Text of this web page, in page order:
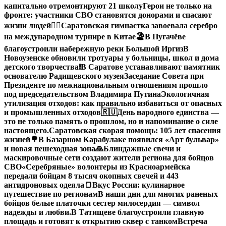
капитально отремонтируют 21 школуГерои не только на
фронте: участники СВО становятся донорами и спасают
жизни людей🤸‍♀️Саратовская гимнастка завоевала серебро
на международном турнире в Китае🏖В Пугачёве
благоустроили набережную реки Большой ИргизВ
Новоузенске обновили тротуары у больницы, школ и дома
детского творчества❕В Саратове устанавливают памятник
основателю Радищевского музеяЗаседание Совета при
Президенте по межнациональным отношениям прошло
под председательством Владимира ПутинаЭкологичная
утилизация отходов: как правильно избавиться от опасных
и промышленных отходов🇷🇺День народного единства —
это не только память о прошлом, но и напоминание о силе
настоящего.Саратовская скорая помощь: 105 лет спасения
жизней🌳В Базарном Карабулаке появился «Арт бульвар»
и новая пешеходная зона🙏Блиндажные свечи и
маскировочные сети создают жители региона для бойцов
СВО«Серебряные» волонтеры из Красноармейска
передали бойцам 8 тысяч окопных свечей и 443
антидроновых одеяла 🍞Вкус России: кулинарное
путешествие по регионамВ наши дни для многих раненых
бойцов белые платочки сестер милосердия — символ
надежды и любви.В Татищеве благоустроили главную
площадь и готовят к открытию сквер с танкомВстреча